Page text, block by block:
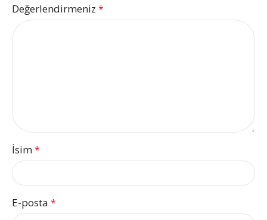
Değerlendirmeniz *
İsim*
E-posta *